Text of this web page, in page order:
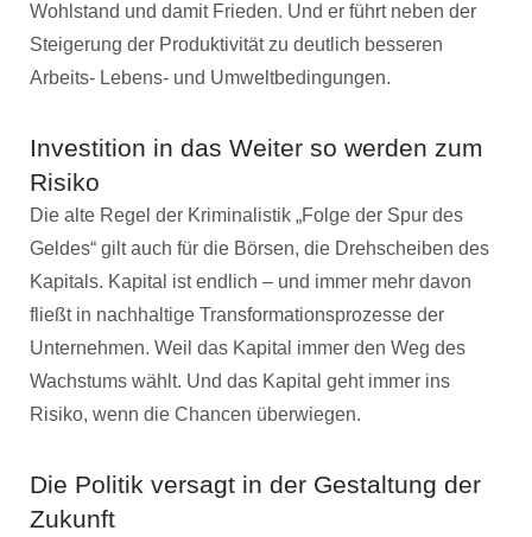
Wohlstand und damit Frieden. Und er führt neben der
Steigerung der Produktivität zu deutlich besseren
Arbeits- Lebens- und Umweltbedingungen.
Investition in das Weiter so werden zum
Risiko
Die alte Regel der Kriminalistik „Folge der Spur des
Geldes“ gilt auch für die Börsen, die Drehscheiben des
Kapitals. Kapital ist endlich – und immer mehr davon
fließt in nachhaltige Transformationsprozesse der
Unternehmen. Weil das Kapital immer den Weg des
Wachstums wählt. Und das Kapital geht immer ins
Risiko, wenn die Chancen überwiegen.
Die Politik versagt in der Gestaltung der
Zukunft